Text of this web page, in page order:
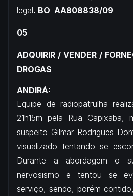
legal. BO AA808838/09
05
ADQUIRIR / VENDER /
DROGAS
ANDIRÁ:
Equipe de radiopatrulha
21h15m pela Rua
suspeito Gilmar Rodrigues
visualizado tentando se
Durante a abordagem o
nervosismo e tentou se
serviço, sendo, porém